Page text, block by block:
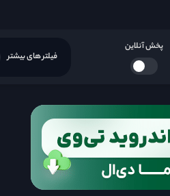
پخش آنلاین
فیلتر های بیشتر